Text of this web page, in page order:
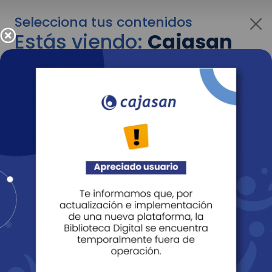
Selecciona tus contenidos
Estás viendo:Cajasan
para personas
Para cambiar al contenido de tu interés más
adelante recuerda utilizar el menú
Entendido